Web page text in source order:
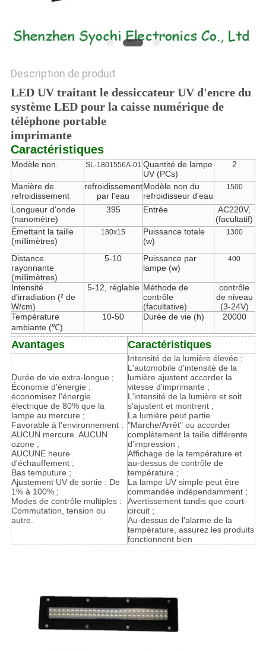
Description de produit
LED UV traitant le dessiccateur UV d'encre du
système LED pour la caisse numérique de
téléphone portable
imprimante
Caractéristiques
Modèle non. SL-1801556A-01 Quantité de lampe
UV (PCs)
2
Manière de
refroidissement
refroidissement
par l'eau
Modèle non du
refroidisseur d'eau
1500
Longueur d'onde
(nanomètre)
395 Entrée
AC220V,
(facultatif)
Émettant la taille
(millimètres)
180x15
Puissance totale
(w)
1300
Distance
rayonnante
(millimètres)
5-10
Puissance par
lampe (w)
400
Intensité
d'irradiation (² de
W/cm)
5-12, réglable Méthode de
contrôle
(facultative)
contrôle
de niveau
(3-24V)
Température
ambiante (℃)
10-50 Durée de vie (h) 20000
Avantages Caractéristiques
Durée de vie extra-longue ;
Économie d'énergie :
économisez l'énergie
électrique de 80% que la
lampe au mercure ;
Favorable à l'environnement :
AUCUN mercure. AUCUN
ozone ;
AUCUNE heure
d'échauffement ;
Bas temputure ;
Ajustement UV de sortie : De
1% à 100% ;
Modes de contrôle multiples :
Commutation, tension ou
autre.
Intensité de la lumière élevée ;
L'automobile d'intensité de la
lumière ajustent accorder la
vitesse d'imprimante ;
L'intensité de la lumière et soit
s'ajustent et montrent ;
La lumière peut partie
"Marche/Arrêt" ou accorder
complètement la taille différente
d'impression ;
Affichage de la température et
au-dessus de contrôle de
température ;
La lampe UV simple peut être
commandée indépendamment ;
Avertissement tandis que court-
circuit ;
Au-dessus de l'alarme de la
température, assurez les produits
fonctionnent bien